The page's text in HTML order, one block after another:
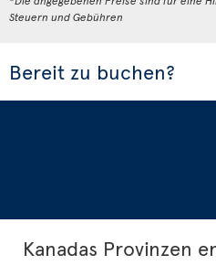
Steuern und Gebühren
Bereit zu buchen?
Kanadas Provinzen